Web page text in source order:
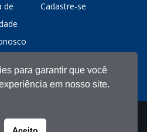
de
Cadastre-se
- Todos os direitos
para garantir que você
em nosso site.